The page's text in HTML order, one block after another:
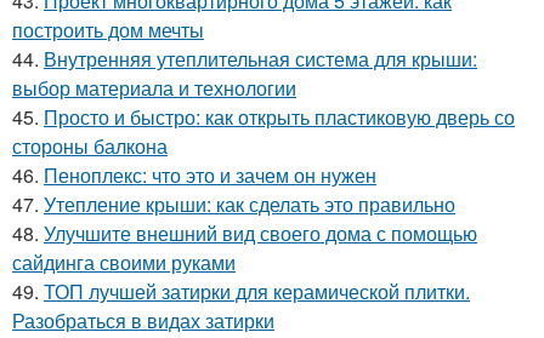
построить дом мечты
44. Внутренняя утеплительная система для крыши:
выбор материала и технологии
45. Просто и быстро: как открыть пластиковую дверь со
стороны балкона
46. Пеноплекс: что это и зачем он нужен
47. Утепление крыши: как сделать это правильно
48. Улучшите внешний вид своего дома с помощью
сайдинга своими руками
49. ТОП лучшей затирки для керамической плитки.
Разобраться в видах затирки